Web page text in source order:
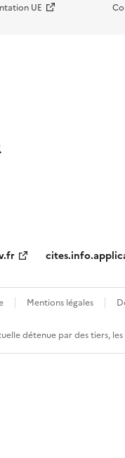
UE
Mentions légales
détenue par des tiers,